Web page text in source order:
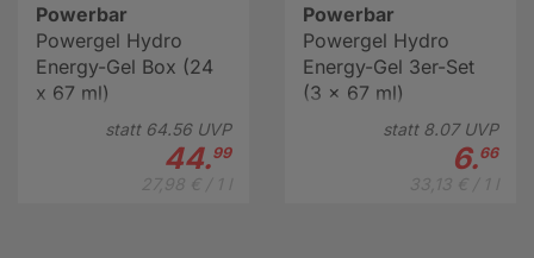
Powerbar
Powergel Hydro
Energy-Gel Box (24
x 67 ml)
statt 64.56UVP
44.99
Powerbar
Powergel Hydro
Energy-Gel 3er-Set
(3 x 67 ml)
statt 8.07UVP
6.66